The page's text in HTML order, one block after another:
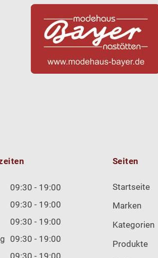
09:30 - 19:00
09:30 - 19:00
09:30 - 19:00
09:30 - 19:00
09:30 - 19:00
Seiten
Startseite
Marken
Kategorien
Produkte